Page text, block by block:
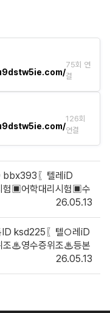
75회 연
결
126회
연결
bbx393〖텔레iD
▣어학대리시험▣수
26.05.13
ID ksd225〖텔○레iD
조♨영수증위조♨등본
26.05.13